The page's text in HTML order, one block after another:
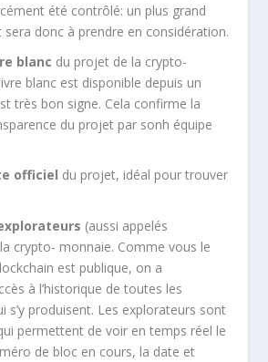
été contrôlé: un plus grand
sera donc à prendre en considération.
blanc du projet de la crypto-
blanc est disponible depuis un
très bon signe. Cela confirme la
du projet par sonh équipe
officiel du projet, idéal pour trouver
(aussi appelés
crypto- monnaie. Comme vous le
est publique, on a
à l’historique de toutes les
s’y produisent. Les explorateurs sont
permettent de voir en temps réel le
de bloc en cours, la date et